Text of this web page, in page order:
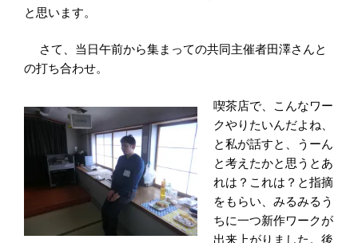
と思います。
さて、当日午前から集まっての共同主催者田澤さんと
の打ち合わせ。
喫茶店で、こんなワー
クやりたいんだよね、
と私が話すと、うーん
と考えたかと思うとあ
れは？これは？と指摘
をもらい、みるみるう
ちに一つ新作ワークが
出来上がりました。後